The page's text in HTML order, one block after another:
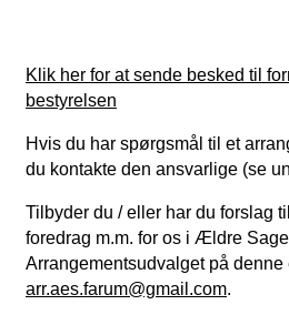
Klik her for at sende besked til
bestyrelsen
Hvis du har spørgsmål til et
du kontakte den ansvarlige (se
Tilbyder du / eller har du forslag
foredrag m.m. for os i Ældre
Arrangementsudvalget på denne
arr.aes.farum@gmail.com.